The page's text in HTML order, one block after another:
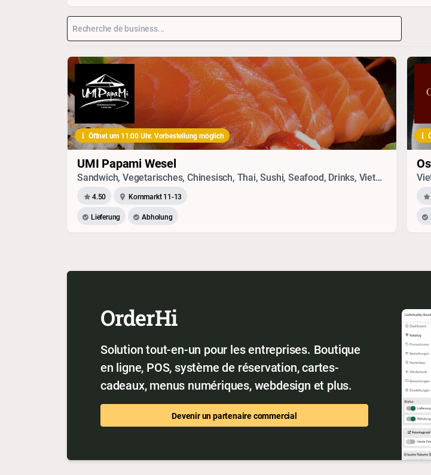
Öffnet um 11:00 Uhr. Vorbestellung möglich
UMI Papami Wesel
Sandwich, Vegetarisches, Chinesisch, Thai, Sushi, Seafood, Drinks, Vietnamesisch, Japanisch
4.50 Kornmarkt 11-13
Lieferung Abholung
OrderHi
Solution tout-en-un pour les entreprises. Boutique
en ligne, POS, système de réservation, cartes-
cadeaux, menus numériques, webdesign et plus.
Devenir un partenaire commercial